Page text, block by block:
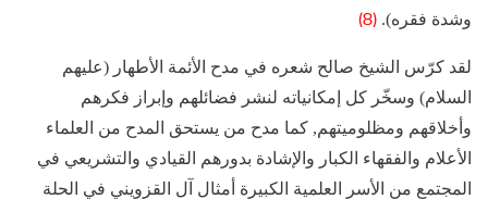
وشدة فقره). (8)
لقد كرّس الشيخ صالح شعره في مدح الأئمة الأطهار (عليهم
السلام) وسخّر كل إمكانياته لنشر فضائلهم وإبراز فكرهم
وأخلاقهم ومظلوميتهم, كما مدح من يستحق المدح من العلماء
الأعلام والفقهاء الكبار والإشادة بدورهم القيادي والتشريعي في
المجتمع من الأسر العلمية الكبيرة أمثال آل القزويني في الحلة